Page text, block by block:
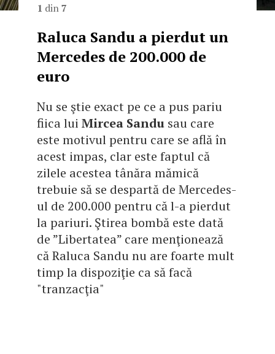
1 din7
Raluca Sandu a pierdut un
Mercedes de 200.000 de
euro
Nu se ştie exact pe ce a pus pariu
fiica lui Mircea Sandu sau care
este motivul pentru care se află în
acest impas, clar este faptul că
zilele acestea tânăra mămică
trebuie să se despartă de Mercedes-
ul de 200.000 pentru că l-a pierdut
la pariuri. Ştirea bombă este dată
de ”Libertatea” care menţionează
că Raluca Sandu nu are foarte mult
timp la dispoziţie ca să facă
"tranzacţia"